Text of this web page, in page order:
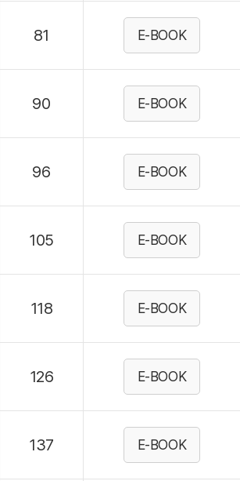
81 E-BOOK
90 E-BOOK
96 E-BOOK
105 E-BOOK
118 E-BOOK
126 E-BOOK
137 E-BOOK